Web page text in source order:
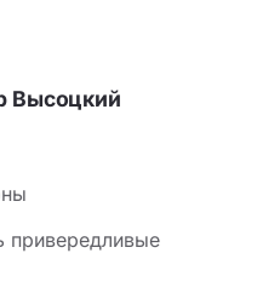
Высоцкий
привередливые